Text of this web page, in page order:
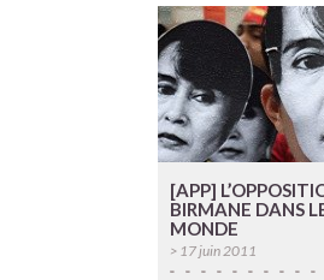
[APP]
BIRMANE DANS
MONDE
> 17 juin 2011